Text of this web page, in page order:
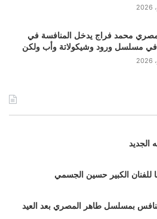
محمد فراج يدخل المنافسة في
مسلسل ورود وشيكولاتة وأب ولكن
الجديد
للفنان الكبير حسين الجسمي
بمسلسل طاهر المصري بعد العيد